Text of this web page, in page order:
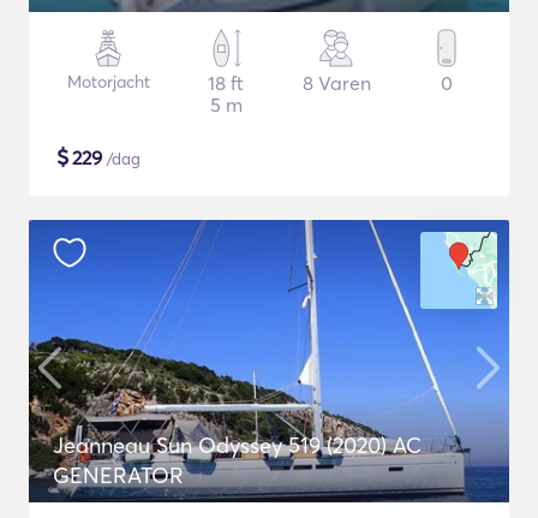
Motorjacht
18 ft
5 m
8 Varen 0
$229 /dag
Jeanneau Sun Odyssey 519 (2020) AC
GENERATOR